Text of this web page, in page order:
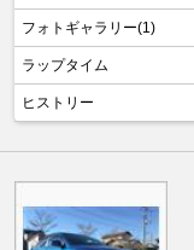
フォトギャラリー(1)
ラップタイム
ヒストリー